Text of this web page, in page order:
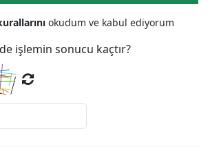
okudum ve kabul ediyorum
işlemin sonucu kaçtır?